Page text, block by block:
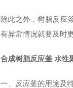
除此之外，树脂反应
有异常情况就要及时
合成树脂反应釜 水性
一、反应釜的用途及